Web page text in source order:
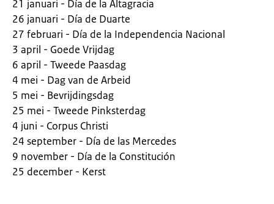
21 januari - Día de la Altagracia
26 januari - Día de Duarte
27 februari - Día de la Independencia Nacional
3 april - Goede Vrijdag
6 april - Tweede Paasdag
4 mei - Dag van de Arbeid
5 mei - Bevrijdingsdag
25 mei - Tweede Pinksterdag
4 juni - Corpus Christi
24 september - Día de las Mercedes
9 november - Día de la Constitución
25 december - Kerst